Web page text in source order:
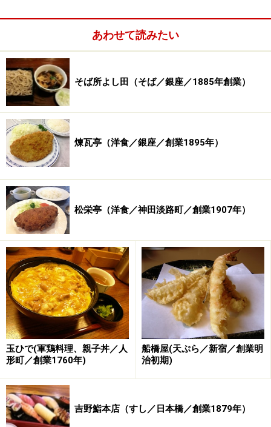
では同店が営業をスタートさせた1906年とはどんな時代
背景だったのでしょうか……南満州鉄道設立など、日清・
日露戦争後に関連する出来事が多く残っています。身近
なところでは、タバコのゴールデンバットの販売開始や
新宿御苑の開園、夏目漱石「坊ちゃん」の発表なども。
そんな明治の終わりごろ、揚子江菜館もその産声を上げ
ています。
では、100年以上の歴史を誇る中華料理店へと参りまし
※記事内容は執筆時点のものです。最新の内容をご確認くださ
い。
※メニューや料金などのデータは、取材時または記事公開時点で
あわせて読みたい
そば所よし田（そば／銀座／1885年創業）
煉瓦亭（洋食／銀座／創業1895年）
松栄亭（洋食／神田淡路町／創業1907年）
玉ひで(軍鶏料理、親子丼／人
形町／創業1760年)
船橋屋(天ぷら／新宿／創業明
治初期)
吉野鮨本店（すし／日本橋／創業1879年）